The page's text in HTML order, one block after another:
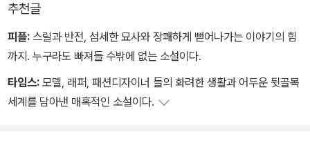
영국에서 가장 잘 나가는 톱모델 중 하나인 룰라 랜드리가 자신의 집
발코니에서 떨어져 시체로 발견된다. 누가 그녀를 떠민 것일까, 아니
면 스스로 목숨을 끊은 것일까? 그녀가 쌓아온 명성과 재산, 그리고
엄청난 미모를 생각한다면 그녀를 죽이고 싶지 않은 사람이 있을까,
추천글
피플: 스릴과 반전, 섬세한 묘사와 장쾌하게 뻗어나가는 이야기의 힘
까지. 누구라도 빠져들 수밖에 없는 소설이다.
타임스: 모델, 래퍼, 패션디자이너 들의 화려한 생활과 어두운 뒷골목
세계를 담아낸 매혹적인 소설이다.